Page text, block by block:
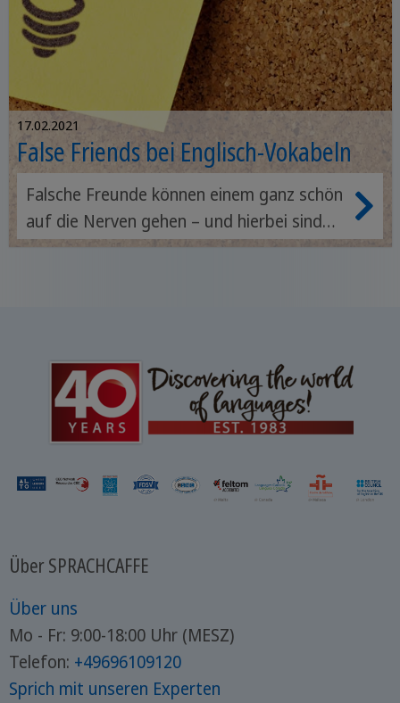
17.02.2021
False Friends bei Englisch-Vokabeln
Falsche Freunde können einem ganz schön
auf die Nerven gehen – und hierbei sind
keine Personen, sondern englische
Bedeutung haben. Damit du sie nicht
falsch benutzt und eventuell in ein
Fettnäpfchen trittst, zeigen wir dir die
richtigen Übersetzung:
Über SPRACHCAFFE
Über uns
Mo - Fr: 9:00-18:00 Uhr (MESZ)
Telefon: +49696109120
Sprich mit unseren Experten